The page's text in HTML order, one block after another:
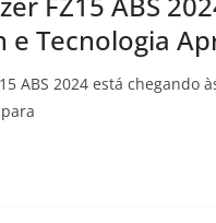
e Tecnologia
ABS 2024 está